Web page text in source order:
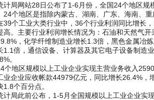
网站28日公布了1-6月份，全国24个地区规
24个地区是指除内蒙古、湖南、广东、海南、
个工业大类行业中，36个行业利润同比增长，
高。主要行业利润增长情况为：石油和天然气
，化学纤维制造业增长1.3倍，黑色金属冶
1.1倍，通信设备、计算器及其它电子设备制造
。
地区规模以上工业企业实现主营业务收入
业企业应收帐款44979亿元，同比增长26.4%
1.8个百分点。
此前公布，1-5月全国规模以上工业企业实现